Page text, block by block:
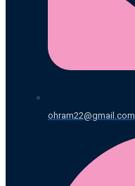
ohram22@gmail.com